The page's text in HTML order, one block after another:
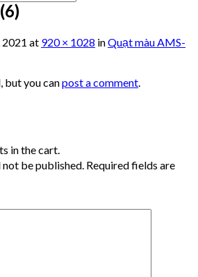
in the cart.
at 920 × 1028 inQuạt màu AMS-
but you canpost a comment.
be published. Required fields are